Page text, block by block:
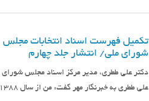
تکمیل فهرست اسناد انتخابات مجلس
شورای ملی/ انتشار جلد چهارم
دکتر علی ططری، مدیر مرکز اسناد مجلس شورای
علی ططری به خبرنگار مهر گفت: من از سال ۱۳۸۸ به همراه یکی از همکارانم یعنی خانم زهرا غلامحسین‌پور...